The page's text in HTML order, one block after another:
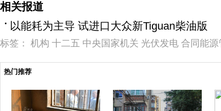
相关报道
以能耗为主导 试进口大众新Tiguan柴油版
标签： 机构 十二五 中央国家机关 光伏发电 合同能源
热门推荐